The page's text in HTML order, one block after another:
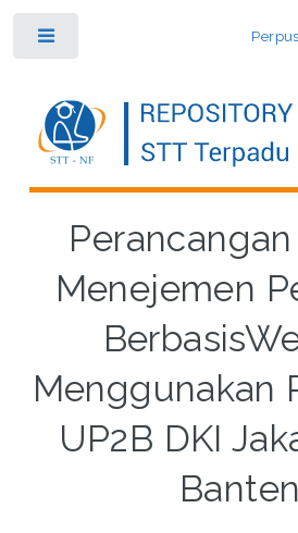
Menejemen
Menggunakan
UP2B DKI